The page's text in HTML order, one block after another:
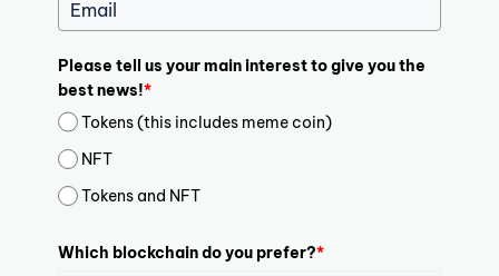
Please tell us your main interest to give you the
best news!*
Tokens (this includes meme coin)
NFT
Tokens and NFT
Which blockchain do you prefer?*